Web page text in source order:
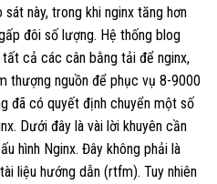
này, trong khi nginx tăng hơn
đôi số lượng. Hệ thống blog
cả các cân bằng tải để nginx,
thượng nguồn để phục vụ 8-9000
đã có quyết định chuyển một số
Dưới đây là vài lời khuyên cần
hình Nginx. Đây không phải là
liệu hướng dẫn (rtfm). Tuy nhiên